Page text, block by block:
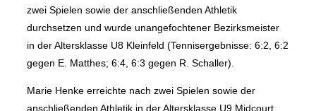
zwei Spielen sowie der anschließenden Athletik
durchsetzen und wurde unangefochtener Bezirksmeister
in der Altersklasse U8 Kleinfeld (Tennisergebnisse: 6:2, 6:2
gegen E. Matthes; 6:4, 6:3 gegen R. Schaller).
Marie Henke erreichte nach zwei Spielen sowie der
anschließenden Athletik in der Altersklasse U9 Midcourt